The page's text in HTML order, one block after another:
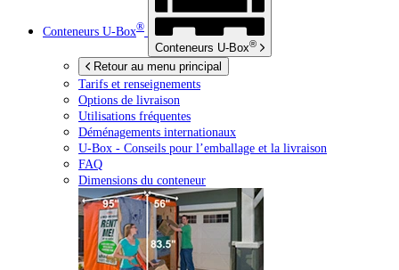
Conteneurs U-Box®
Conteneurs U-Box®
Retour au menu principal
Tarifs et renseignements
Options de livraison
Utilisations fréquentes
Déménagements internationaux
U-Box - Conseils pour l’emballage et la livraison
FAQ
Dimensions du conteneur